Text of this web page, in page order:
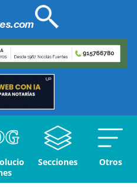
Secciones Otros